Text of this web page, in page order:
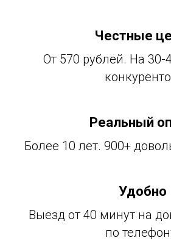
Честные
От 570 рублей. На 30-
Реальный
Более 10 лет. 900+
Удобно
Выезд от 40 минут на
по